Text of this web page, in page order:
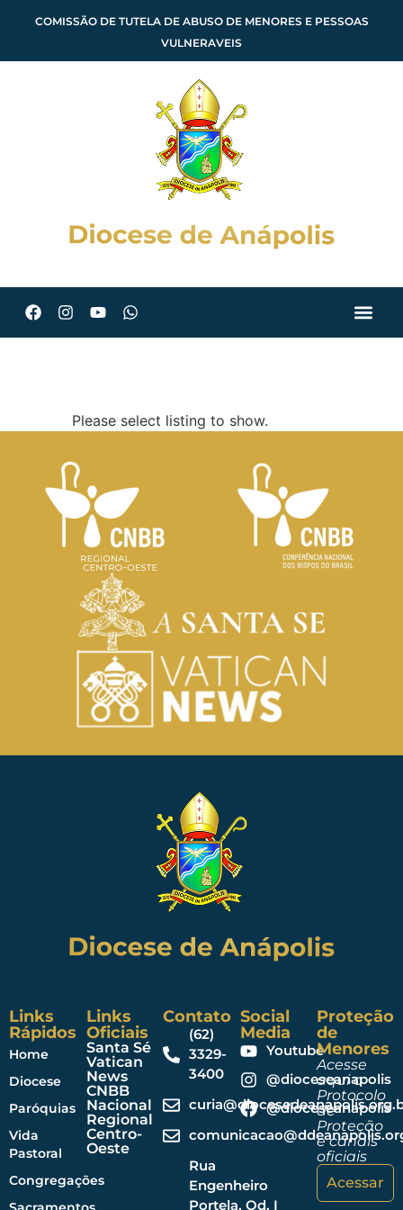
COMISSÃO DE TUTELA DE ABUSO DE MENORES E PESSOAS
VULNERAVEIS
Please select listing to show.
Links
Rápidos
Home
Diocese
Paróquias
Vida
Pastoral
Congregações
Links
Oficiais
Santa Sé
Vatican
News
CNBB
Nacional
Regional
Centro-
Oeste
Contato
(62)
3329-
3400
Rua
Engenheiro
Portela, Qd. I
Social
Media
Youtube
@dioceseanapolis
@dioceseanapolis
Proteção
de
Menores
Acesse
aqui o
Protocolo
de
Proteção
e canais
oficiais
Acessar